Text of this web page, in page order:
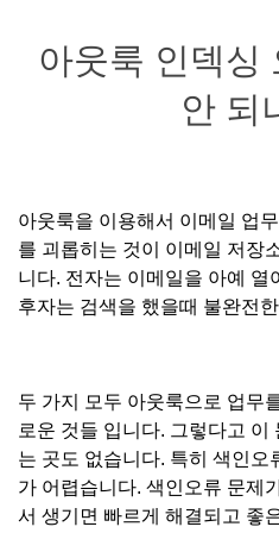
아웃룩 인덱싱
안 되
아웃룩을 이용해서 이메일 업
를 괴롭히는 것이 이메일 저장
니다. 전자는 이메일을 아예 열
후자는 검색을 했을때 불완전
두 가지 모두 아웃룩으로 업무
로운 것들 입니다. 그렇다고 이
는 곳도 없습니다. 특히 색인오
가 어렵습니다. 색인오류 문제
서 생기면 빠르게 해결되고 좋